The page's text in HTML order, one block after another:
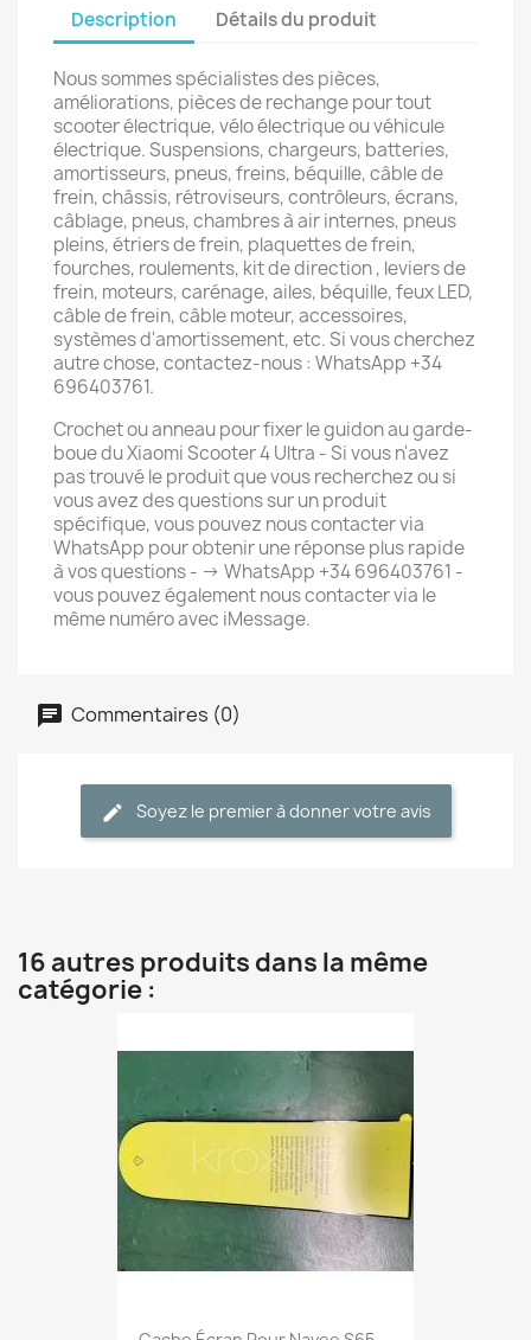
Description Détails du produit
Nous sommes spécialistes des pièces,
améliorations, pièces de rechange pour tout
scooter électrique, vélo électrique ou véhicule
électrique. Suspensions, chargeurs, batteries,
amortisseurs, pneus, freins, béquille, câble de
frein, châssis, rétroviseurs, contrôleurs, écrans,
câblage, pneus, chambres à air internes, pneus
pleins, étriers de frein, plaquettes de frein,
fourches, roulements, kit de direction , leviers de
frein, moteurs, carénage, ailes, béquille, feux LED,
câble de frein, câble moteur, accessoires,
systèmes d'amortissement, etc. Si vous cherchez
autre chose, contactez-nous : WhatsApp +34
696403761.
Crochet ou anneau pour fixer le guidon au garde-
boue du Xiaomi Scooter 4 Ultra - Si vous n'avez
pas trouvé le produit que vous recherchez ou si
vous avez des questions sur un produit
spécifique, vous pouvez nous contacter via
WhatsApp pour obtenir une réponse plus rapide
à vos questions - -> WhatsApp +34 696403761 -
vous pouvez également nous contacter via le
même numéro avec iMessage.
Commentaires (0)
Soyez le premier à donner votre avis
16 autres produits dans la même
catégorie :